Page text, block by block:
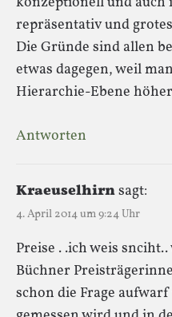
repräsentativ und
Die Gründe sind allen
etwas dagegen, weil
Hierarchie-Ebene
Antworten
Kraeuselhirnsagt:
4. April 2014 um 9:24 Uhr
Preise . .ich weis
Büchner
schon die Frage